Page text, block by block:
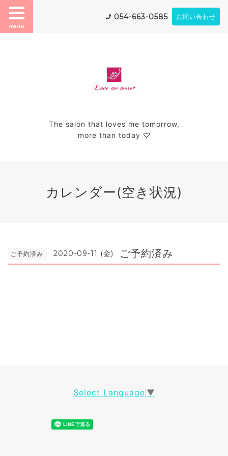
menu
054-663-0585 お問い合わせ
The salon that loves me tomorrow,
more than today ♡
カレンダー(空き状況)
ご予約済み 2020-09-11 (金) ご予約済み
Select Language ▼